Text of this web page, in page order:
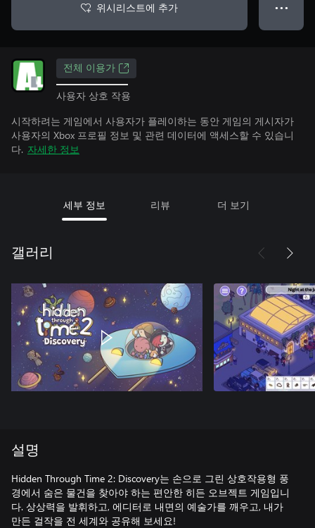
위시리스트에 추가 ● ● ●
전체 이용가
사용자 상호 작용
시작하려는 게임에서 사용자가 플레이하는 동안 게임의 게시자가
사용자의 Xbox 프로필 정보 및 관련 데이터에 액세스할 수 있습니
다. 자세한 정보
세부 정보 리뷰 더 보기
갤러리
설명
Hidden Through Time 2: Discovery는 손으로 그린 상호작용형 풍
경에서 숨은 물건을 찾아야 하는 편안한 히든 오브젝트 게임입니
다. 상상력을 발휘하고, 에디터로 내면의 예술가를 깨우고, 내가
만든 걸작을 전 세계와 공유해 보세요!